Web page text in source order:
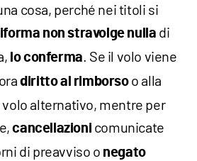
cosa, perché nei titoli si
non stravolge nulla di
lo conferma. Se il volo viene
diritto al rimborsoo alla
alternativo, mentre per
cancellazioni comunicate
di preavviso o negato